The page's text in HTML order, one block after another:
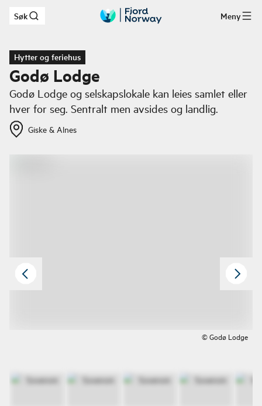
Hopp til hovedinnhold
Søk Meny
Hytter og feriehus
Godø Lodge
Godø Lodge og selskapslokale kan leies samlet eller
hver for seg. Sentralt men avsides og landlig.
Giske & Alnes
© Godø Lodge